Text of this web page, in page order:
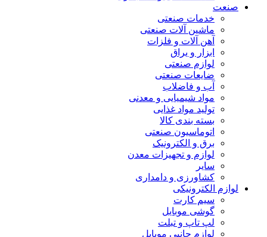
صنعت
خدمات صنعتی
ماشین آلات صنعتی
آهن آلات و فلزات
ابزار و یراق
لوازم صنعتی
ضایعات صنعتی
آب و فاضلاب
مواد شیمیایی و معدنی
تولید مواد غذایی
بسته بندی کالا
اتوماسیون صنعتی
برق و الکترونیک
لوازم و تجهیزات معدن
سایر
کشاورزی و دامداری
لوازم الکترونیکی
سیم کارت
گوشی موبایل
لپ تاپ و تبلت
لوازم جانبی موبایل